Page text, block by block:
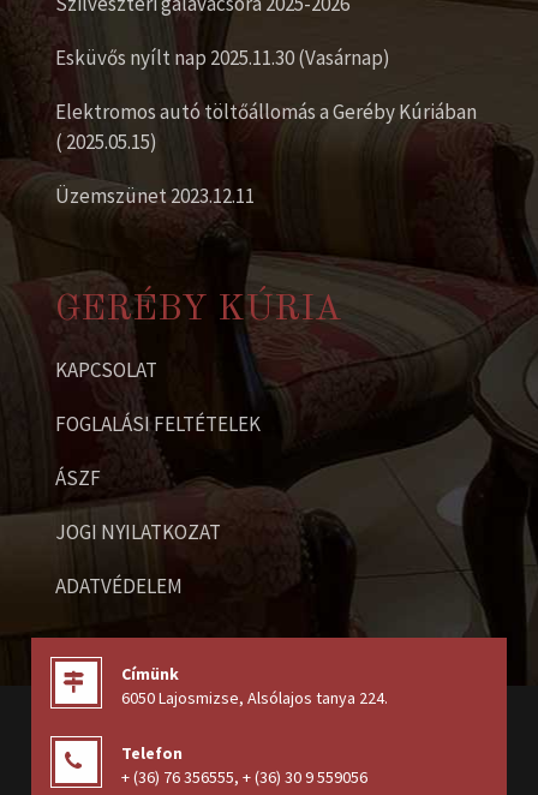
Esküvős nyílt nap 2025.11.30 (Vasárnap)
Elektromos autó töltőállomás a Geréby Kúriában
( 2025.05.15)
Üzemszünet 2023.12.11
GERÉBY KÚRIA
KAPCSOLAT
FOGLALÁSI FELTÉTELEK
ÁSZF
JOGI NYILATKOZAT
ADATVÉDELEM
Címünk
6050 Lajosmizse, Alsólajos tanya 224.
Telefon
+ (36) 76 356555, + (36) 30 9 559056